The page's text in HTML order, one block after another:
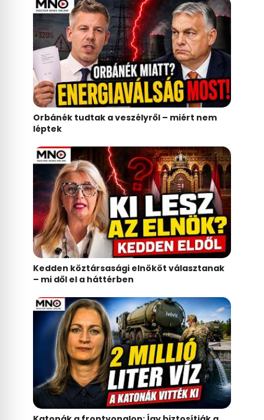
Orbánék tudtak a veszélyről – miért nem
léptek
Kedden köztársasági elnököt választanak
– mi dől el a háttérben